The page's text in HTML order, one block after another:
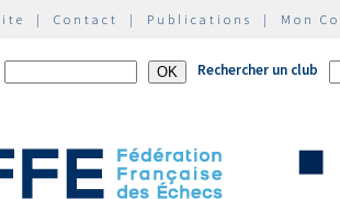
| Contact | Publications | Mon
Rechercher un club